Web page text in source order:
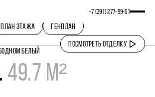
+7 (391) 277‒99‒01
ПЛАН ЭТАЖА ГЕНПЛАН
ПОСМОТРЕТЬ ОТДЕЛКУ
БЕЛЫЙ
49.7 М²